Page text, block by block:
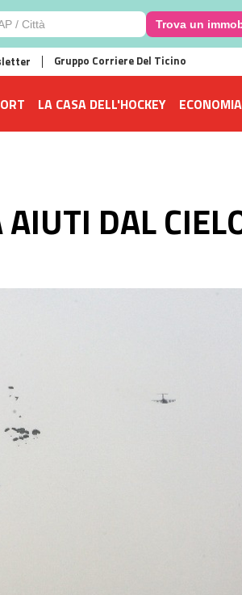
Trova un
Gruppo Corriere Del Ticino
LA CASA DELL'HOCKEY ECONOMIA
DAL